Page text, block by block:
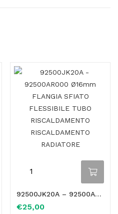
92500JK20A – 92500AR000 Ø16mm FLANGIA SFIATO FLESSIBILE TUBO RISCALDAMENTO RISCALDAMENTO RADIATORE
€25,00